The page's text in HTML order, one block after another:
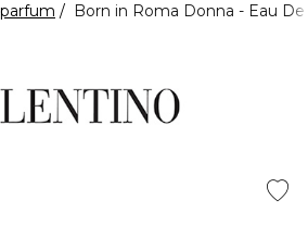
Born in Roma Donna - Eau